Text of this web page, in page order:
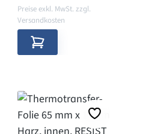
Preise exkl. MwSt. zzgl.
Versandkosten